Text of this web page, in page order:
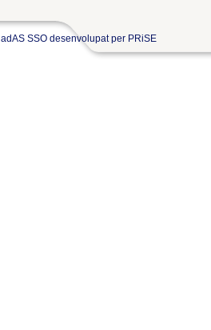
adAS SSO desenvolupat per PRiSE